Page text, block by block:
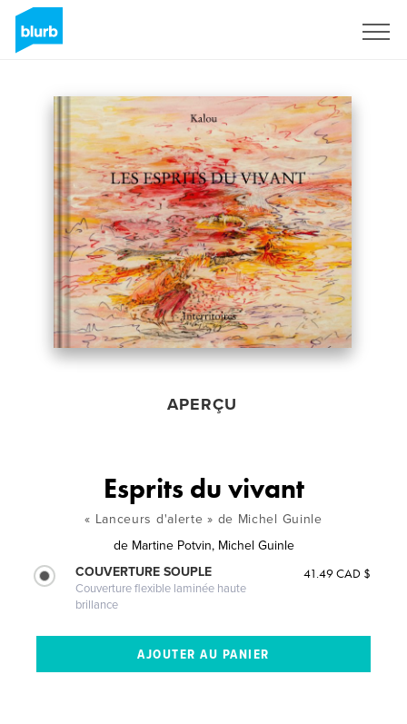
APERÇU
Esprits du vivant
« Lanceurs d'alerte » de Michel Guinle
de Martine Potvin, Michel Guinle
COUVERTURE SOUPLE
Couverture flexible laminée haute
brillance
41.49 CAD $